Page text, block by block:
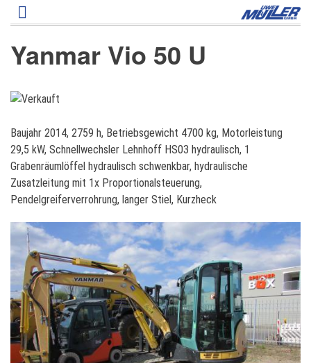
Direkt
zum
Yanmar Vio 50 U
Y
a
n
m
a
r
V
i
o
0
U
Baujahr 2014, 2759 h, Betriebsgewicht 4700 kg, Motorleistung
29,5 kW, Schnellwechsler Lehnhoff HS03 hydraulisch, 1
Grabenräumlöffel hydraulisch schwenkbar, hydraulische
Zusatzleitung mit 1x Proportionalsteuerung,
Pendelgreiferverrohrung, langer Stiel, Kurzheck